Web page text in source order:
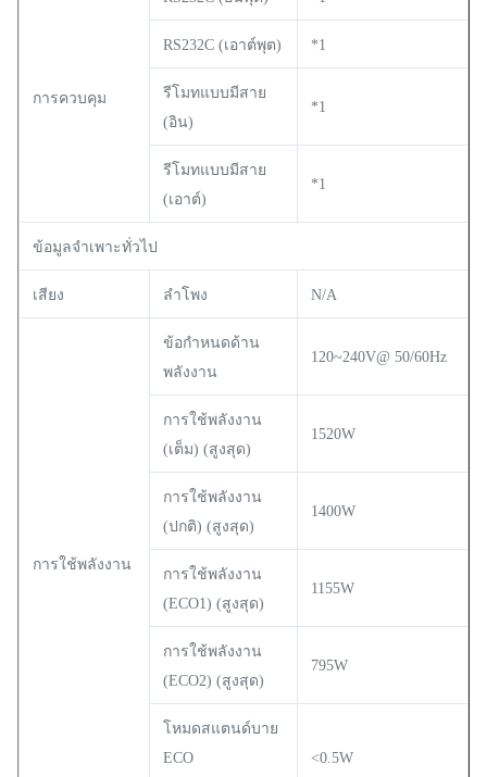
การควบคุม
RS232C (เอาต์พุต) *1
รีโมทแบบมีสาย
(อิน)
*1
รีโมทแบบมีสาย
(เอาต์)
*1
ข้อมูลจำเพาะทั่วไป
เสียง ลำโพง N/A
การใช้พลังงาน
ข้อกำหนดด้าน
พลังงาน
120~240V@ 50/60Hz
การใช้พลังงาน
(เต็ม) (สูงสุด)
1520W
การใช้พลังงาน
(ปกติ) (สูงสุด)
1400W
การใช้พลังงาน
(ECO1) (สูงสุด)
1155W
การใช้พลังงาน
(ECO2) (สูงสุด)
795W
โหมดสแตนด์บาย
ECO
<0.5W